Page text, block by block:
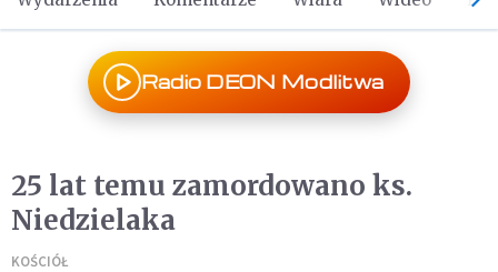
Radio DEON Modlitwa
25 lat temu zamordowano ks.
Niedzielaka
KOŚCIÓŁ